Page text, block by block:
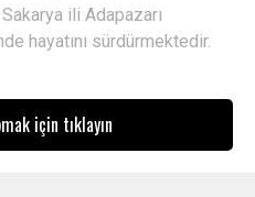
ili Adapazarı
hayatını sürdürmektedir.
için tıklayın